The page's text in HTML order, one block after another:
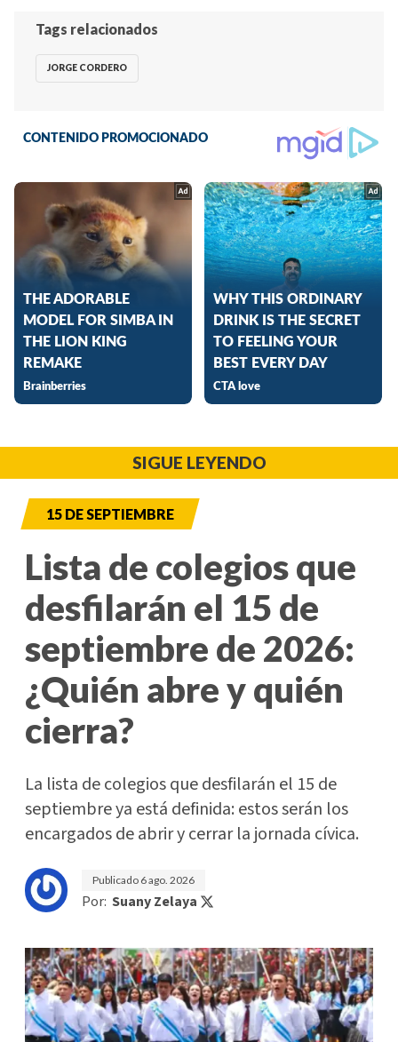
Tags relacionados
JORGE CORDERO
SIGUE LEYENDO
15 DE SEPTIEMBRE
Lista de colegios que
desfilarán el 15 de
septiembre de 2026:
¿Quién abre y quién
cierra?
La lista de colegios que desfilarán el 15 de
septiembre ya está definida: estos serán los
encargados de abrir y cerrar la jornada cívica.
Publicado 6 ago. 2026
Por: Suany Zelaya